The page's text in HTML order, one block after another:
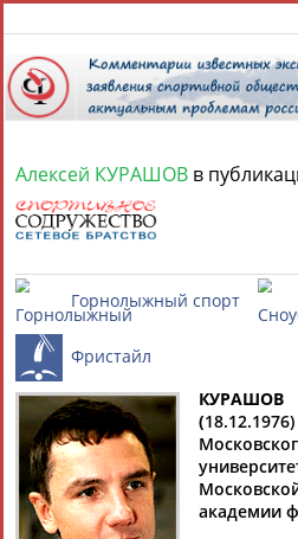
8
1персона
Алексей
КУРАШОВ
ТАБЛО АКТИВНОСТИ
Алексей КУРАШОВ в
Горнолыжный
Фристайл
КУРАШОВ
(
академии